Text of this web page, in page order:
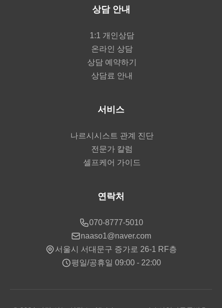
상담 안내
1:1 개인상담
온라인 상담
상담 예약하기
상담료 안내
서비스
나르시시스트 관계 진단
전문가 칼럼
셀프케어 가이드
연락처
070-8777-5010
naaso1@naver.com
서울시 서대문구 증가로 26-1 RF층
평일/공휴일 09:00 - 22:00